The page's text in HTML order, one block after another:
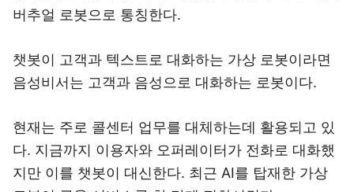
버추얼 로봇으로 통칭한다.
챗봇이 고객과 텍스트로 대화하는 가상 로봇이라면
음성비서는 고객과 음성으로 대화하는 로봇이다.
현재는 주로 콜센터 업무를 대체하는데 활용되고 있
다. 지금까지 이용자와 오퍼레이터가 전화로 대화했
지만 이를 챗봇이 대신한다. 최근 AI를 탑재한 가상